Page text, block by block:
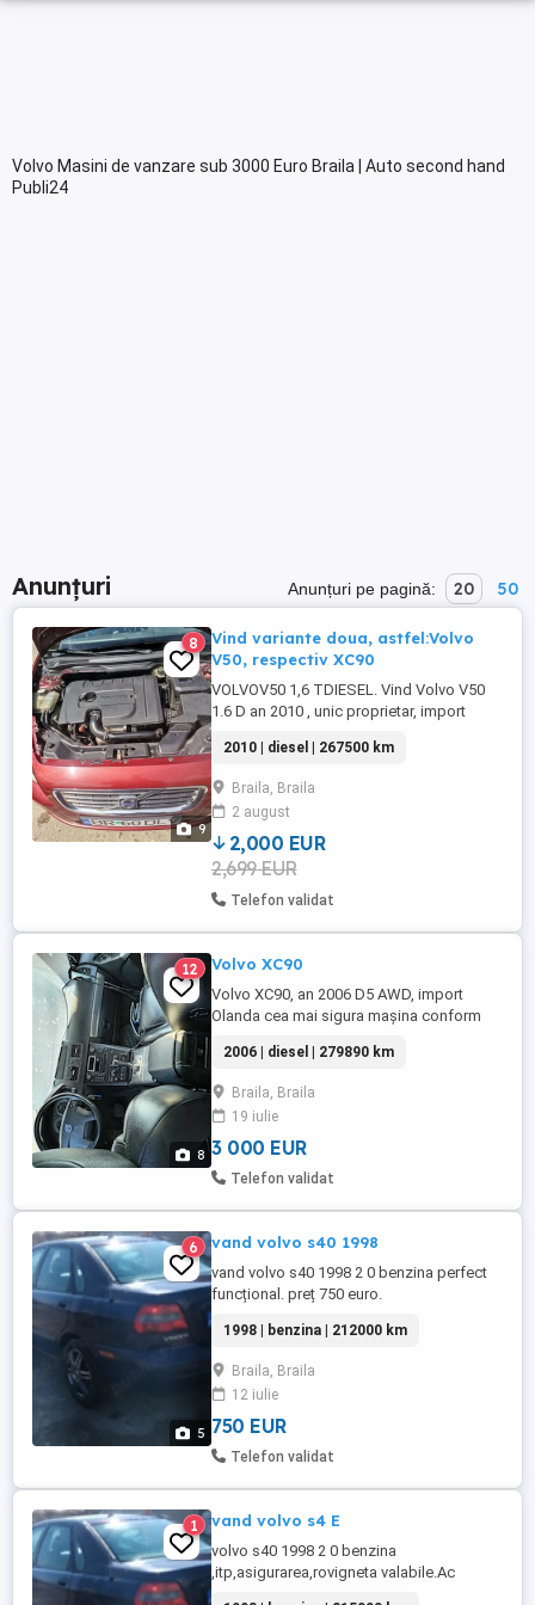
Volvo Masini de vanzare sub 3000 Euro Braila | Auto second hand
Publi24
Anunțuri Anunțuri pe pagină: 20 50
9
8
Vind variante doua, astfel:Volvo
V50, respectiv XC90
VOLVOV50 1,6 TDIESEL. Vind Volvo V50
1.6 D an 2010 , unic proprietar, import
proprietar, cu urmat.dotari: AC doua zone
Geamuri și oglinzi electrice, Volan reglabil,
Scaune ergonomice Cruise control, 6 Air
baguri, Calculator cu setări consum
combustibil, Lumini ...
2010 | diesel | 267500 km
Braila, Braila
2 august
2,000 EUR
2,699 EUR
Telefon validat
8
12 Volvo XC90
Volvo XC90, an 2006 D5 AWD, import
Olanda cea mai sigura mașina conform
Km, carte service, cumparata de la
proprietar Olanda cu următoarele dotari :
ABS, ESP, SIPS, DSTC, Climatronic doua
zone, Scaune reglabile lombar, Geamuri și
oglinzi electrice, Functie Winter ...
2006 | diesel | 279890 km
Braila, Braila
19 iulie
3 000 EUR
Telefon validat
5
6 vand volvo s40 1998
vand volvo s40 1998 2 0 benzina perfect
funcțional. preț 750 euro.
1998 | benzina | 212000 km
Braila, Braila
12 iulie
750 EUR
Telefon validat
1 vand volvo s4 E
volvo s40 1998 2 0 benzina
,itp,asigurarea,rovigneta valabile.Ac